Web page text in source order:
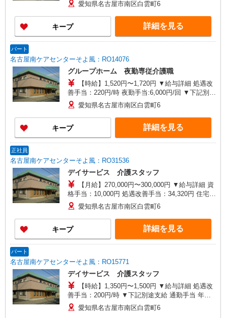
12月） ※業績による 特別報酬：平均33.8万円（最
高額130万円） ※2025年6月支給実績 ※処遇改善
手当は試用期間中(3ヶ月)は支給なし
愛知県名古屋市南区白雲町6
キープ 詳細を見る
パート
名古屋南ケアセンターそよ風：RO14076
グループホーム 夜勤専従介護職
【時給】1,520円〜1,720円 ▼給与詳細 処遇改
善手当：220円/時 夜勤手当:6,000円/回 ▼下記別途
支給 通勤手当 年末年始手当：380円/時 寸志あ
り：年2回（6月・12月） ※業績による ※処遇改
善手当は試用期間中(3ヶ月)は支給なし
愛知県名古屋市南区白雲町6
キープ 詳細を見る
正社員
名古屋南ケアセンターそよ風：RO31536
デイサービス 介護スタッフ
【月給】270,000円〜300,000円 ▼給与詳細 資
格手当：10,000円 処遇改善手当：34,320円 住宅手
当：規定あり 精勤手当：8,000円 調整手当：0〜
100,000円 ▼下記別途支給 通勤手当：規定あり 年
末年始手当：380円/時 賞与年2回（6月・12月）
昇給年1回（4月） 特別報酬：平均33.8万円（最高
額130万円） ※2025年6月支給実績 ※処遇改善手
愛知県名古屋市南区白雲町6
キープ 詳細を見る
パート
名古屋南ケアセンターそよ風：RO15771
デイサービス 介護スタッフ
【時給】1,350円〜1,500円 ▼給与詳細 処遇改
善手当：200円/時 ▼下記別途支給 通勤手当 年末
年始手当：380円/時 寸志あり：年2回（6月・12
月） ※業績による ※処遇改善手当は試用期間中(3
愛知県名古屋市南区白雲町6